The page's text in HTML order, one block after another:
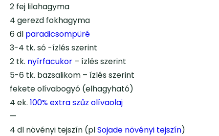
2 fej lilahagyma
4 gerezd fokhagyma
6 dl paradicsompüré
3-4 tk. só -ízlés szerint
2 tk. nyírfacukor – ízlés szerint
5-6 tk. bazsalikom – ízlés szerint
fekete olívabogyó (elhagyható)
4 ek. 100% extra szűz olívaolaj
—
4 dl növényi tejszín (plSojade növényi tejszín)